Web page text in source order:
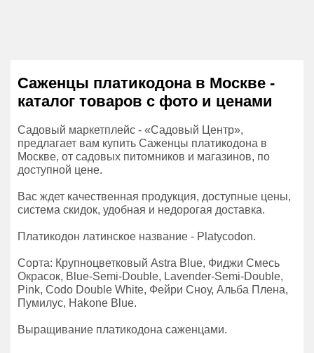
Саженцы платикодона в Москве -
каталог товаров с фото и ценами
Садовый маркетплейс - «Садовый Центр»,
предлагает вам купить Саженцы платикодона в
Москве, от садовых питомников и магазинов, по
доступной цене.
Вас ждет качественная продукция, доступные цены,
система скидок, удобная и недорогая доставка.
Платикодон латинское название - Platycodon.
Сорта: Крупноцветковый Astra Blue, Фиджи Смесь
Окрасок, Blue-Semi-Double, Lavender-Semi-Double,
Pink, Codo Double White, Фейри Сноу, Альба Плена,
Пумилус, Hakone Blue.
Выращивание платикодона саженцами.